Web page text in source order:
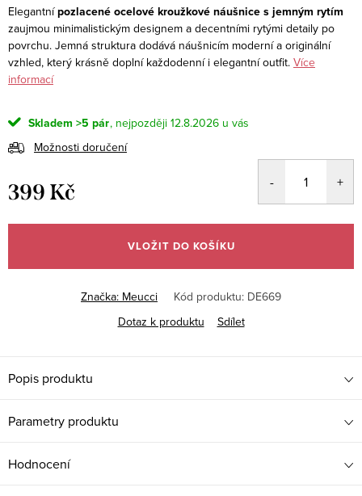
Elegantnípozlacené ocelové kroužkové náušnice s jemným rytím
zaujmou minimalistickým designem a decentními rytými detaily po
povrchu. Jemná struktura dodává náušnicím moderní a originální
vzhled, který krásně doplní každodenní i elegantní outfit. Více
informací
Skladem >5 pár
12.8.2026
Možnosti doručení
399 Kč
cena:
VLOŽIT DO KOŠÍKU
Značka: Meucci Kód produktu: DE669
Dotaz k produktu
Sdílet
Popis produktu
Parametry produktu
Hodnocení